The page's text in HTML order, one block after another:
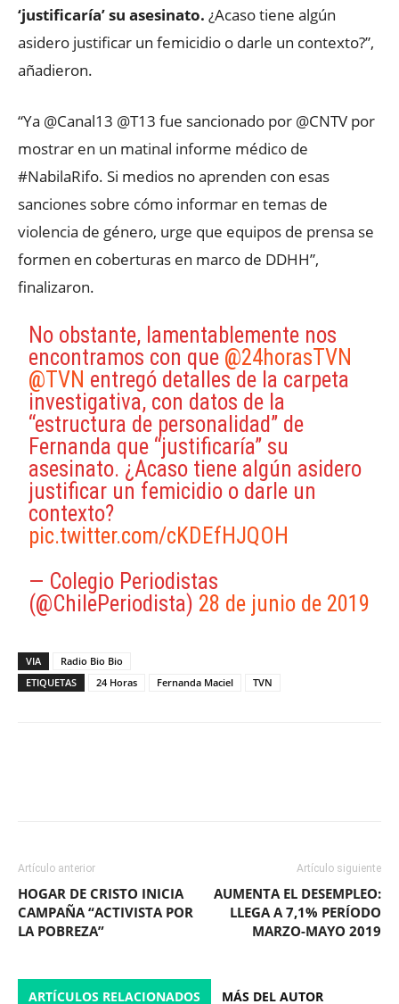
‘justificaría’ su asesinato. ¿Acaso tiene algún
asidero justificar un femicidio o darle un contexto?”,
añadieron.
“Ya @Canal13 @T13 fue sancionado por @CNTV por
mostrar en un matinal informe médico de
#NabilaRifo. Si medios no aprenden con esas
sanciones sobre cómo informar en temas de
violencia de género, urge que equipos de prensa se
formen en coberturas en marco de DDHH”,
finalizaron.
No obstante, lamentablemente nos
encontramos con que @24horasTVN
@TVN entregó detalles de la carpeta
investigativa, con datos de la
“estructura de personalidad” de
Fernanda que “justificaría” su
asesinato. ¿Acaso tiene algún asidero
justificar un femicidio o darle un
contexto?
pic.twitter.com/cKDEfHJQOH
— Colegio Periodistas
(@ChilePeriodista) 28 de junio de 2019
VIA
Radio Bio Bio
ETIQUETAS
24 Horas Fernanda Maciel TVN
Artículo anterior
HOGAR DE CRISTO INICIA
CAMPAÑA “ACTIVISTA POR
LA POBREZA”
Artículo siguiente
AUMENTA EL DESEMPLEO:
LLEGA A 7,1% PERÍODO
MARZO-MAYO 2019
ARTÍCULOS RELACIONADOS MÁS DEL AUTOR